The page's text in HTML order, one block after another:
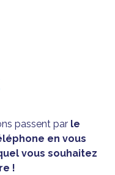
passent par le
en vous
vous souhaitez
!